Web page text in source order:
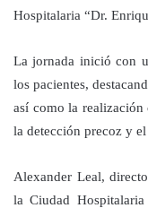
Hospitalaria “Dr.
La jornada inició con
los pacientes,
así como la realización
la detección precoz y
Alexander Leal,
la Ciudad